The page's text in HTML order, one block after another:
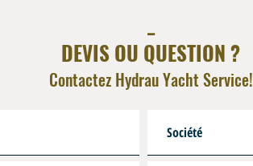
DEVIS OU QUESTION ?
Contactez Hydrau Yacht Service!